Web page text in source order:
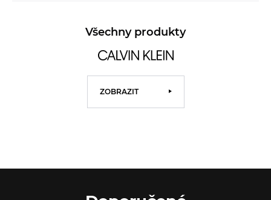
Všechny produkty
ZOBRAZIT